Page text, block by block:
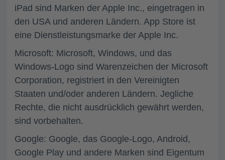
iPad sind Marken der Apple Inc., eingetragen in
den USA und anderen Ländern. App Store ist
eine Dienstleistungsmarke der Apple Inc.
Microsoft: Microsoft, Windows, und das
Windows-Logo sind Warenzeichen der Microsoft
Corporation, registriert in den Vereinigten
Staaten und/oder anderen Ländern. Jegliche
Rechte, die nicht ausdrücklich gewährt werden,
sind vorbehalten.
Google: Google, das Google-Logo, Android,
Google Play und andere Marken sind Eigentum